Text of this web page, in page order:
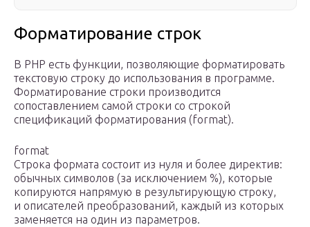
Форматирование строк
В PHP есть функции, позволяющие форматировать
текстовую строку до использования в программе.
Форматирование строки производится
сопоставлением самой строки со строкой
спецификаций форматирования (format).
format
Строка формата состоит из нуля и более директив:
обычных символов (за исключением %), которые
копируются напрямую в результирующую строку,
и описателей преобразований, каждый из которых
заменяется на один из параметров.